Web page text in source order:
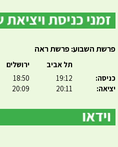
פרשת השבוע: פרשת ראה
כניסה:
יציאה:
תל אביב
19:12
20:11
ירושלים
18:50
20:09